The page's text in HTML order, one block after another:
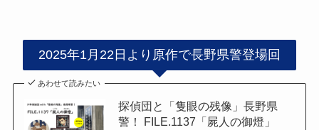
2025年1月22日より原作で長野県警登場回
あわせて読みたい
探偵団と「隻眼の残像」長野県
警！ FILE.1137「屍人の御燈」